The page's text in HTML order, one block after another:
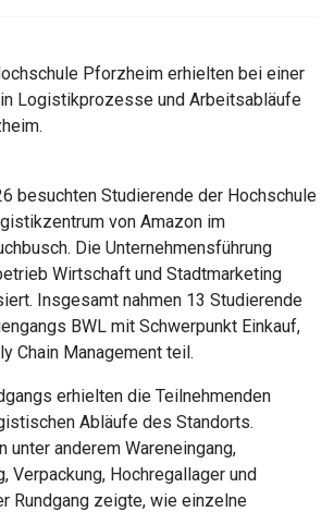
Pforzheim erhielten bei einer
Logistikprozesse und Arbeitsabläufe
besuchten Studierende der Hochschule
von Amazon im
Die Unternehmensführung
Wirtschaft und Stadtmarketing
Insgesamt nahmen 13 Studierende
BWL mit Schwerpunkt Einkauf,
Chain Management teil.
erhielten die Teilnehmenden
Abläufe des Standorts.
unter anderem Wareneingang,
Verpackung, Hochregallager und
Rundgang zeigte, wie einzelne